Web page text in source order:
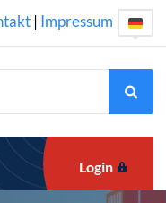
| Impressum
Login